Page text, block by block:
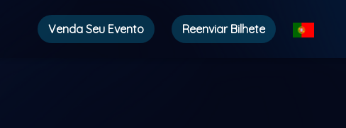
Venda Seu Evento Reenviar Bilhete